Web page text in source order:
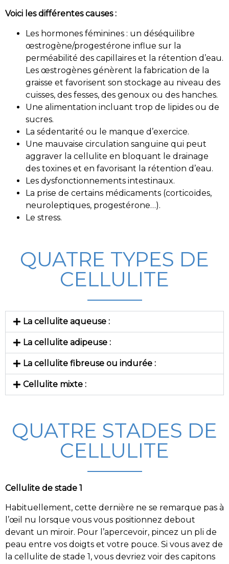
Voici les différentes causes :
Les hormones féminines : un déséquilibre
œstrogène/progestérone influe sur la
perméabilité des capillaires et la rétention d’eau.
Les œstrogènes génèrent la fabrication de la
graisse et favorisent son stockage au niveau des
cuisses, des fesses, des genoux ou des hanches.
Une alimentation incluant trop de lipides ou de
sucres.
La sédentarité ou le manque d’exercice.
Une mauvaise circulation sanguine qui peut
aggraver la cellulite en bloquant le drainage
des toxines et en favorisant la rétention d’eau.
Les dysfonctionnements intestinaux.
La prise de certains médicaments (corticoïdes,
neuroleptiques, progestérone…).
Le stress.
QUATRE TYPES DE
CELLULITE
La cellulite aqueuse :
La cellulite adipeuse :
La cellulite fibreuse ou indurée :
Cellulite mixte :
QUATRE STADES DE
CELLULITE
Cellulite de stade 1
Habituellement, cette dernière ne se remarque pas à
l’œil nu lorsque vous vous positionnez debout
devant un miroir. Pour l’apercevoir, pincez un pli de
peau entre vos doigts et votre pouce. Si vous avez de
la cellulite de stade 1, vous devriez voir des capitons